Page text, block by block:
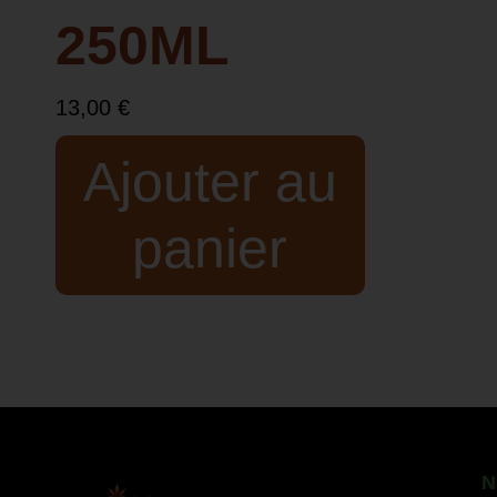
250ML
13,00 €
Ajouter au
panier